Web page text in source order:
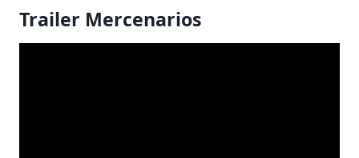
Trailer Mercenarios